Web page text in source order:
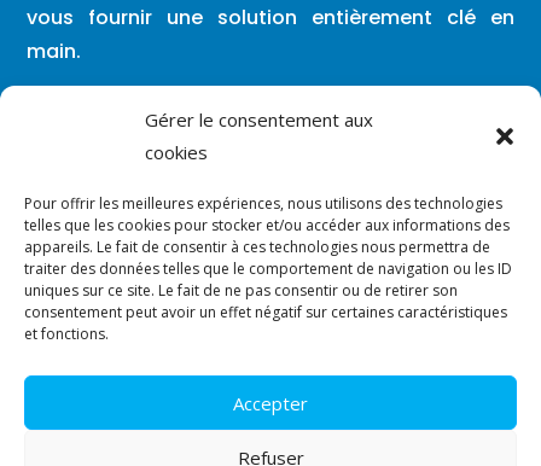
Gérer le consentement aux
cookies
Pour offrir les meilleures expériences, nous utilisons des technologies
telles que les cookies pour stocker et/ou accéder aux informations des
appareils. Le fait de consentir à ces technologies nous permettra de
traiter des données telles que le comportement de navigation ou les ID
uniques sur ce site. Le fait de ne pas consentir ou de retirer son
consentement peut avoir un effet négatif sur certaines caractéristiques
et fonctions.
Accepter
Refuser
vous fournir une solution entièrement clé en
main.
Lundi – Vendredi : 08h00 / 19h30
ces créneaux par mail ou par SMS.
 contact@vergara-solutions.fr
 07.86.91.31.19
Plan du site